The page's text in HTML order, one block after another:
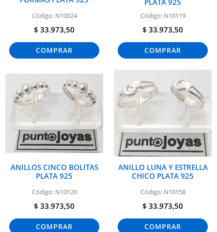
Código: N10024
$ 33.973,50
COMPRAR
PLATA 925
Código: N10119
$ 33.973,50
COMPRAR
ANILLOS CINCO BOLITAS
PLATA 925
Código: N10120
$ 33.973,50
COMPRAR
ANILLO LUNA Y ESTRELLA
CHICO PLATA 925
Código: N10158
$ 33.973,50
COMPRAR